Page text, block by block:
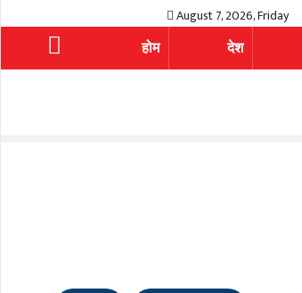
August 7, 2026, Friday
होम देश